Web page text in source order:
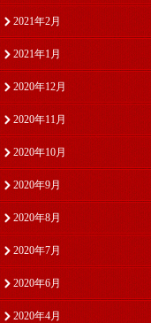
2021年2月
2021年1月
2020年12月
2020年11月
2020年10月
2020年9月
2020年8月
2020年7月
2020年6月
2020年4月